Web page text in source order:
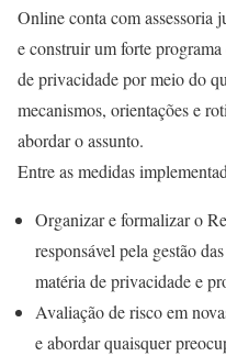
Online conta com assessoria
e construir um forte
de privacidade por meio do
mecanismos, orientações e
abordar o assunto.
Entre as medidas
Organizar e formalizar o
responsável pela gestão
matéria de privacidade e
Avaliação de risco em
e abordar quaisquer